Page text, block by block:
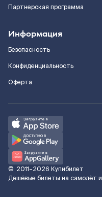
Партнерская программа
Информация
Безопасность
Конфиденциальность
Оферта
© 2011–2026 Купибилет
Дешёвые билеты на самолёт и